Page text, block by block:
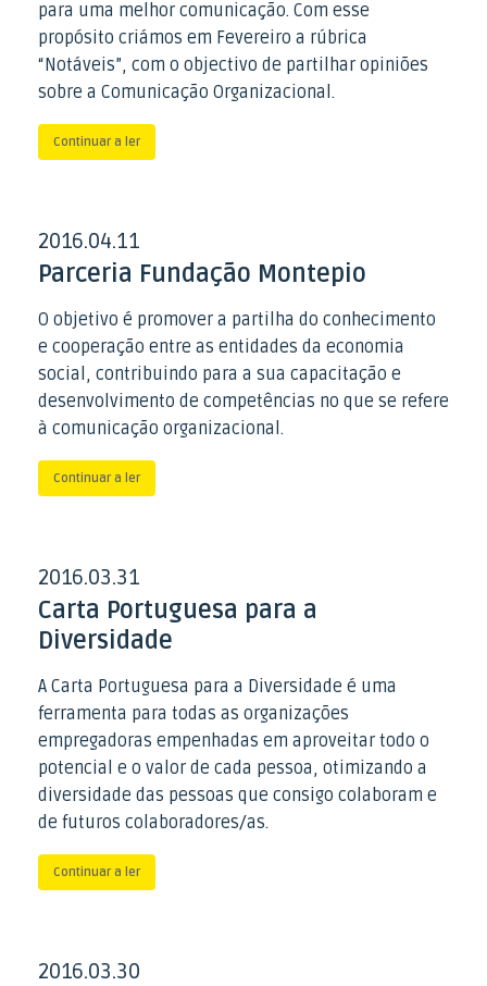
para uma melhor comunicação. Com esse
propósito criámos em Fevereiro a rúbrica
“Notáveis”, com o objectivo de partilhar opiniões
sobre a Comunicação Organizacional.
Continuar a ler
2016.04.11
Parceria Fundação Montepio
O objetivo é promover a partilha do conhecimento
e cooperação entre as entidades da economia
social, contribuindo para a sua capacitação e
desenvolvimento de competências no que se refere
à comunicação organizacional.
Continuar a ler
2016.03.31
Carta Portuguesa para a
Diversidade
A Carta Portuguesa para a Diversidade é uma
ferramenta para todas as organizações
empregadoras empenhadas em aproveitar todo o
potencial e o valor de cada pessoa, otimizando a
diversidade das pessoas que consigo colaboram e
de futuros colaboradores/as.
Continuar a ler
2016.03.30